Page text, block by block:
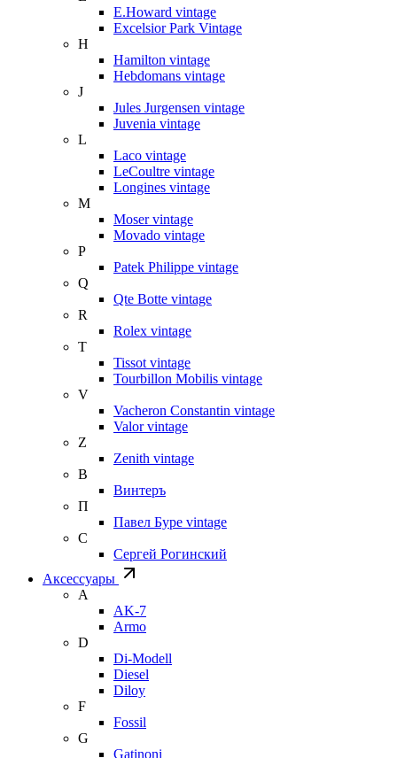
E.Howard vintage
Excelsior Park Vintage
H
Hamilton vintage
Hebdomans vintage
J
Jules Jurgensen vintage
Juvenia vintage
L
Laco vintage
LeCoultre vintage
Longines vintage
M
Moser vintage
Movado vintage
P
Patek Philippe vintage
Q
Qte Botte vintage
R
Rolex vintage
T
Tissot vintage
Tourbillon Mobilis vintage
V
Vacheron Constantin vintage
Valor vintage
Z
Zenith vintage
В
Винтеръ
П
Павел Буре vintage
С
Сергей Рогинский
Аксессуары
A
AK-7
Armo
D
Di-Modell
Diesel
Diloy
F
Fossil
G
Gatinoni